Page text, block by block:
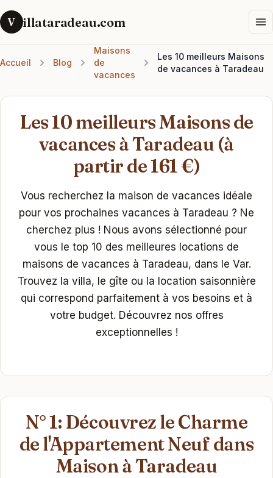
V illataradeau.com
Accueil Blog
Maisons
de
vacances
Les 10 meilleurs Maisons
de vacances à Taradeau
Les 10 meilleurs Maisons de
vacances à Taradeau (à
partir de 161 €)
Vous recherchez la maison de vacances idéale
pour vos prochaines vacances à Taradeau ? Ne
cherchez plus ! Nous avons sélectionné pour
vous le top 10 des meilleures locations de
maisons de vacances à Taradeau, dans le Var.
Trouvez la villa, le gîte ou la location saisonnière
qui correspond parfaitement à vos besoins et à
votre budget. Découvrez nos offres
exceptionnelles !
N° 1: Découvrez le Charme
de l'Appartement Neuf dans
Maison à Taradeau